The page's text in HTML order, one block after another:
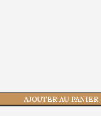
AJOUTER AU PANIER